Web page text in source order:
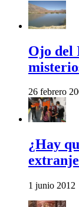
Ojo del
26 febrero
¿Hay
1 junio 2012